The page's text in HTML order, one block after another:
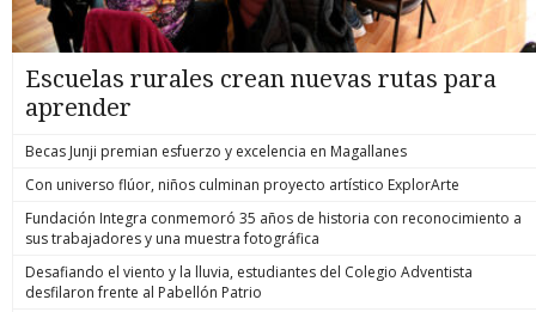
Escuelas rurales crean nuevas rutas para
aprender
Becas Junji premian esfuerzo y excelencia en Magallanes
Con universo flúor, niños culminan proyecto artístico ExplorArte
Fundación Integra conmemoró 35 años de historia con reconocimiento a
sus trabajadores y una muestra fotográfica
Desafiando el viento y la lluvia, estudiantes del Colegio Adventista
desfilaron frente al Pabellón Patrio